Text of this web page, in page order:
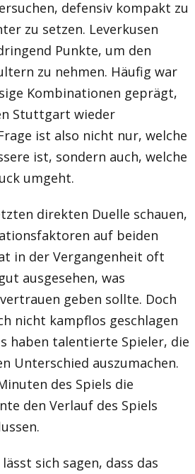
defensiv kompakt zu
zu setzen. Leverkusen
Punkte, um den
zu nehmen. Häufig war
Kombinationen geprägt,
Stuttgart wieder
ist also nicht nur, welche
ist, sondern auch, welche
umgeht.
direkten Duelle schauen,
auf beiden
in der Vergangenheit oft
ausgesehen, was
geben sollte. Doch
nicht kampflos geschlagen
haben talentierte Spieler, die
Unterschied auszumachen.
des Spiels die
den Verlauf des Spiels
sich sagen, dass das